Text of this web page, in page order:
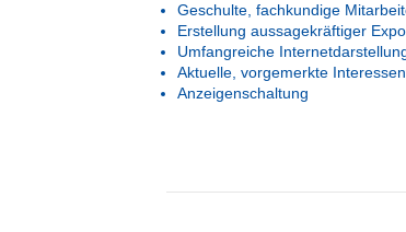
Geschulte, fachkundige
Erstellung aussagekräftiger
Umfangreiche
Aktuelle, vorgemerkte
Anzeigenschaltung